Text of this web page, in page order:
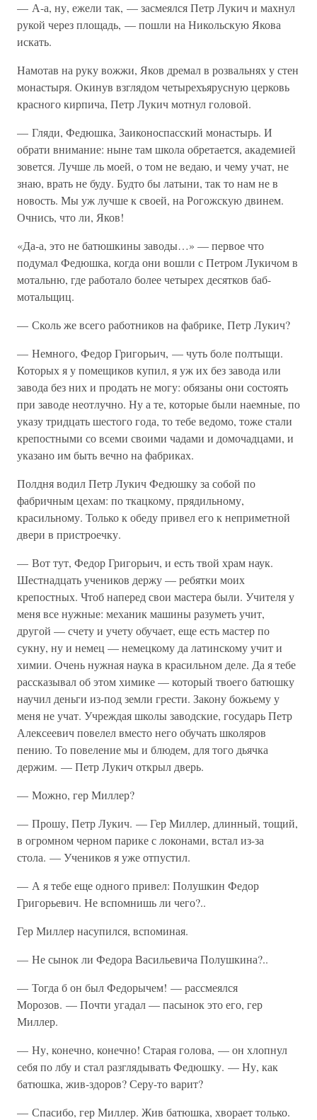
— А-а, ну, ежели так, — засмеялся Петр Лукич и махнул
рукой через площадь, — пошли на Никольскую Якова
искать.
Намотав на руку вожжи, Яков дремал в розвальнях у стен
монастыря. Окинув взглядом четырехъярусную церковь
красного кирпича, Петр Лукич мотнул головой.
— Гляди, Федюшка, Заиконоспасский монастырь. И
обрати внимание: ныне там школа обретается, академией
зовется. Лучше ль моей, о том не ведаю, и чему учат, не
знаю, врать не буду. Будто бы латыни, так то нам не в
новость. Мы уж лучше к своей, на Рогожскую двинем.
Очнись, что ли, Яков!
«Да-а, это не батюшкины заводы…» — первое что
подумал Федюшка, когда они вошли с Петром Лукичом в
мотальню, где работало более четырех десятков баб-
мотальщиц.
— Сколь же всего работников на фабрике, Петр Лукич?
— Немного, Федор Григорьич, — чуть боле полтыщи.
Которых я у помещиков купил, я уж их без завода или
завода без них и продать не могу: обязаны они состоять
при заводе неотлучно. Ну а те, которые были наемные, по
указу тридцать шестого года, то тебе ведомо, тоже стали
крепостными со всеми своими чадами и домочадцами, и
указано им быть вечно на фабриках.
Полдня водил Петр Лукич Федюшку за собой по
фабричным цехам: по ткацкому, прядильному,
красильному. Только к обеду привел его к неприметной
двери в пристроечку.
— Вот тут, Федор Григорьич, и есть твой храм наук.
Шестнадцать учеников держу — ребятки моих
крепостных. Чтоб наперед свои мастера были. Учителя у
меня все нужные: механик машины разуметь учит,
другой — счету и учету обучает, еще есть мастер по
сукну, ну и немец — немецкому да латинскому учит и
химии. Очень нужная наука в красильном деле. Да я тебе
рассказывал об этом химике — который твоего батюшку
научил деньги из-под земли грести. Закону божьему у
меня не учат. Учреждая школы заводские, государь Петр
Алексеевич повелел вместо него обучать школяров
пению. То повеление мы и блюдем, для того дьячка
держим. — Петр Лукич открыл дверь.
— Можно, гер Миллер?
— Прошу, Петр Лукич. — Гер Миллер, длинный, тощий,
в огромном черном парике с локонами, встал из-за
стола. — Учеников я уже отпустил.
— А я тебе еще одного привел: Полушкин Федор
Григорьевич. Не вспомнишь ли чего?..
Гер Миллер насупился, вспоминая.
— Не сынок ли Федора Васильевича Полушкина?..
— Тогда б он был Федорычем! — рассмеялся
Морозов. — Почти угадал — пасынок это его, гер
Миллер.
— Ну, конечно, конечно! Старая голова, — он хлопнул
себя по лбу и стал разглядывать Федюшку. — Ну, как
батюшка, жив-здоров? Серу-то варит?
— Спасибо, гер Миллер. Жив батюшка, хворает только.